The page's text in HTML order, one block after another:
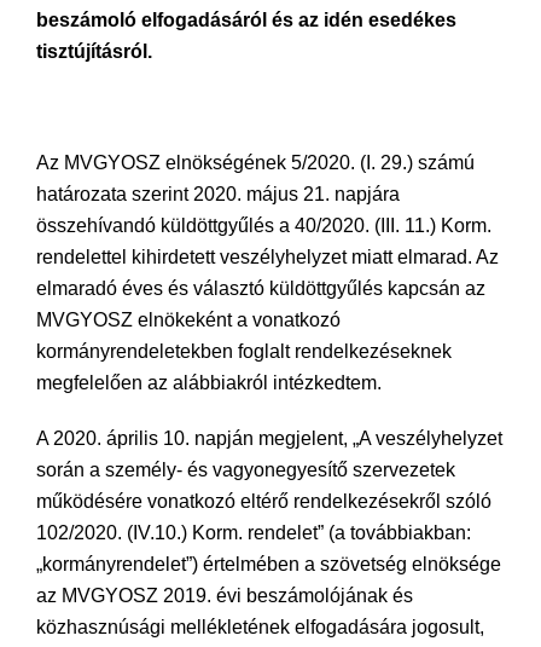
beszámoló elfogadásáról és az idén esedékes
tisztújításról.
Az MVGYOSZ elnökségének 5/2020. (I. 29.) számú
határozata szerint 2020. május 21. napjára
összehívandó küldöttgyűlés a 40/2020. (III. 11.) Korm.
rendelettel kihirdetett veszélyhelyzet miatt elmarad. Az
elmaradó éves és választó küldöttgyűlés kapcsán az
MVGYOSZ elnökeként a vonatkozó
kormányrendeletekben foglalt rendelkezéseknek
megfelelően az alábbiakról intézkedtem.
A 2020. április 10. napján megjelent, „A veszélyhelyzet
során a személy- és vagyonegyesítő szervezetek
működésére vonatkozó eltérő rendelkezésekről szóló
102/2020. (IV.10.) Korm. rendelet” (a továbbiakban:
„kormányrendelet”) értelmében a szövetség elnöksége
az MVGYOSZ 2019. évi beszámolójának és
közhasznúsági mellékletének elfogadására jogosult,